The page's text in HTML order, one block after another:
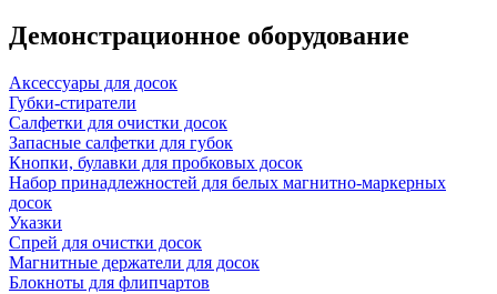
Демонстрационное оборудование
Аксессуары для досок
Губки-стиратели
Салфетки для очистки досок
Запасные салфетки для губок
Кнопки, булавки для пробковых досок
Набор принадлежностей для белых магнитно-маркерных
досок
Указки
Спрей для очистки досок
Магнитные держатели для досок
Блокноты для флипчартов